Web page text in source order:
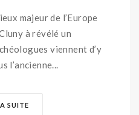
majeur de l’Europe
à révélé un
viennent d’y
l’ancienne...
SUITE